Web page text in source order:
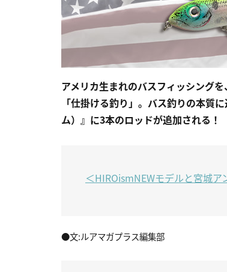
アメリカ生まれのバスフィッシング
「仕掛ける釣り」。バス釣りの本質
ム）』に3本のロッドが追加される！
＜HIROismNEWモデルと宮城
●文:ルアマガプラス編集部